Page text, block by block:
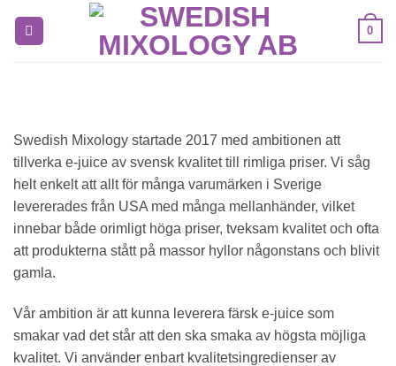
0
Swedish Mixology startade 2017 med ambitionen att
tillverka e-juice av svensk kvalitet till rimliga priser. Vi såg
helt enkelt att allt för många varumärken i Sverige
levererades från USA med många mellanhänder, vilket
innebar både orimligt höga priser, tveksam kvalitet och ofta
att produkterna stått på massor hyllor någonstans och blivit
gamla.
Vår ambition är att kunna leverera färsk e-juice som
smakar vad det står att den ska smaka av högsta möjliga
kvalitet. Vi använder enbart kvalitetsingredienser av